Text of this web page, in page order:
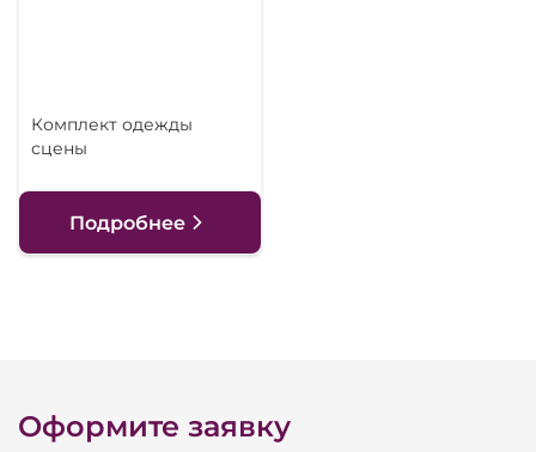
Комплект одежды
сцены
Подробнее
Оформите заявку